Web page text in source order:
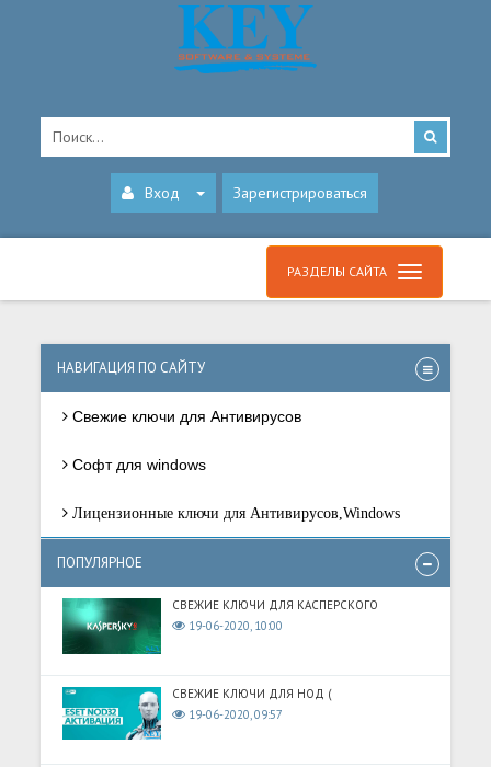
Вход Зарегистрироваться
РАЗДЕЛЫ САЙТА
НАВИГАЦИЯ ПО САЙТУ
Свежие ключи для Антивирусов
Софт для windows
Лицензионные ключи для Антивирусов,Windows
ПОПУЛЯРНОЕ
СВЕЖИЕ КЛЮЧИ ДЛЯ КАСПЕРСКОГО
19-06-2020, 10:00
СВЕЖИЕ КЛЮЧИ ДЛЯ НОД (
19-06-2020, 09:57